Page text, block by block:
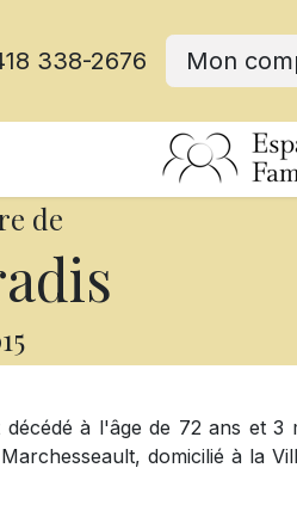
338-2676 Mon
de
à l'âge de 72 ans et 3
domicilié à la